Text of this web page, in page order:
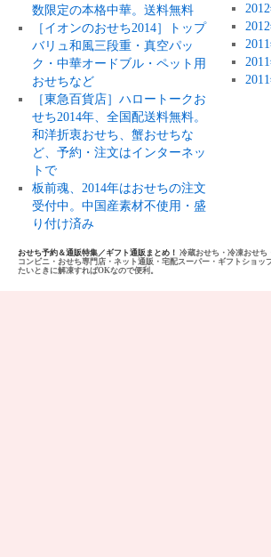
数限定の本格中華。送料無料
［イオンのおせち2014］トップ
バリュ和風三段重・真空パッ
ク・中華オードブル・ペット用
おせちなど
［東急百貨店］ハロートークお
せち2014年、全国配送料無料。
和洋折衷おせち、蟹おせちな
ど、予約・注文はインターネッ
トで
板前魂、2014年はおせちの注文
受付中。中国産素材不使用・盛
り付け済み
おせち予約＆通販特集／ギフト通販まとめ！ 冷蔵おせち・冷凍おせち
コンビニ・おせち専門店・ネット通販・宅配スーパー・ギフトショ
たいときに解凍すればOKなので便利。